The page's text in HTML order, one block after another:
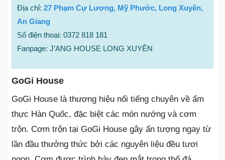
Địa chỉ: 27 Phạm Cự Lượng, Mỹ Phước, Long Xuyên,
An Giang
Số điện thoại: 0372 818 181
Fanpage: J’ANG HOUSE LONG XUYÊN
GoGi House
GoGi House là thương hiệu nổi tiếng chuyên về ẩm
thực Hàn Quốc, đặc biệt các món nướng và cơm
trộn. Cơm trộn tại GoGi House gây ấn tượng ngay từ
lần đầu thưởng thức bởi các nguyên liệu đều tươi